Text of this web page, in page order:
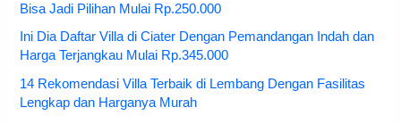
Bisa Jadi Pilihan Mulai Rp.250.000
Ini Dia Daftar Villa di Ciater Dengan Pemandangan Indah dan
Harga Terjangkau Mulai Rp.345.000
14 Rekomendasi Villa Terbaik di Lembang Dengan Fasilitas
Lengkap dan Harganya Murah